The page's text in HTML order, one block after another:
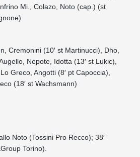
Mi., Colazo, Noto (cap.) (st
Cremonini (10′ st Martinucci), Dho,
Nepote, Idotta (13′ st Lukic),
Greco, Angotti (8′ pt Capoccia),
(18′ st Wachsmann)
Noto (Tossini Pro Recco); 38′
Torino).